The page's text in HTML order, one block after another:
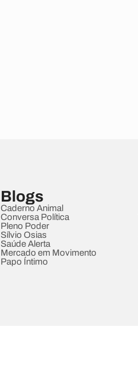
Blogs
Caderno Animal
Conversa Política
Pleno Poder
Sílvio Osias
Saúde Alerta
Mercado em Movimento
Papo Íntimo